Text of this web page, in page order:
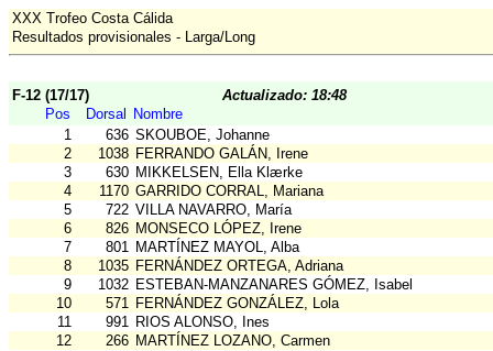
XXX Trofeo Costa Cálida
Resultados provisionales - Larga/Long
F-12 (17/17)
Actualizado: 18:48
Pos
Dorsal
Nombre
1
636 SKOUBOE, Johanne
2
1038 FERRANDO GALÁN, Irene
3
630 MIKKELSEN, Ella Klærke
4
1170 GARRIDO CORRAL, Mariana
5
722 VILLA NAVARRO, María
6
826 MONSECO LÓPEZ, Irene
7
801 MARTÍNEZ MAYOL, Alba
8
1035 FERNÁNDEZ ORTEGA, Adriana
9
1032 ESTEBAN-MANZANARES GÓMEZ, Isabel
10
571 FERNÁNDEZ GONZÁLEZ, Lola
11
991 RIOS ALONSO, Ines
12
266 MARTÍNEZ LOZANO, Carmen